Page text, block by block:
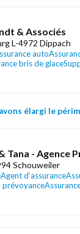
& Associés
L-4972 Dippach
auto
bris de glace
élargi le
Tana - Agence
Schouweiler
Agent d’assurance
prévoyance